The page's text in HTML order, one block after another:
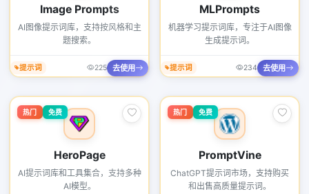
Image Prompts
AI图像提示词库，支持按风格和主
题搜索。
提示词 225 去使用
MLPrompts
机器学习提示词库，专注于AI图像
生成提示词。
提示词 234 去使用
热门 免费
HeroPage
AI提示词库和工具集合，支持多种
AI模型。
热门 免费
PromptVine
ChatGPT提示词市场，支持购买
和出售高质量提示词。